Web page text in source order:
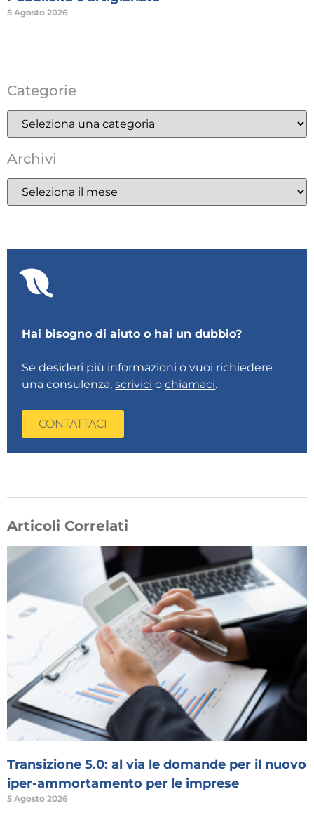
5 Agosto 2026
Categorie
Archivi
Hai bisogno di aiuto o hai un dubbio?
Se desideri più informazioni o vuoi richiedere
una consulenza,scrivici ochiamaci.
CONTATTACI
Articoli Correlati
Transizione 5.0: al via le domande per il nuovo
iper-ammortamento per le imprese
5 Agosto 2026